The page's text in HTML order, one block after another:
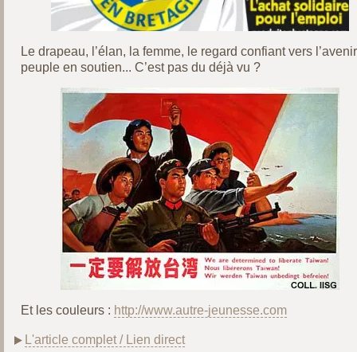
Le drapeau, l’élan, la femme, le regard confiant vers
peuple en soutien... C’est pas du déjà vu ?
Et les couleurs : http://www.autre-jeunesse.com
L'article complet / Lien direct